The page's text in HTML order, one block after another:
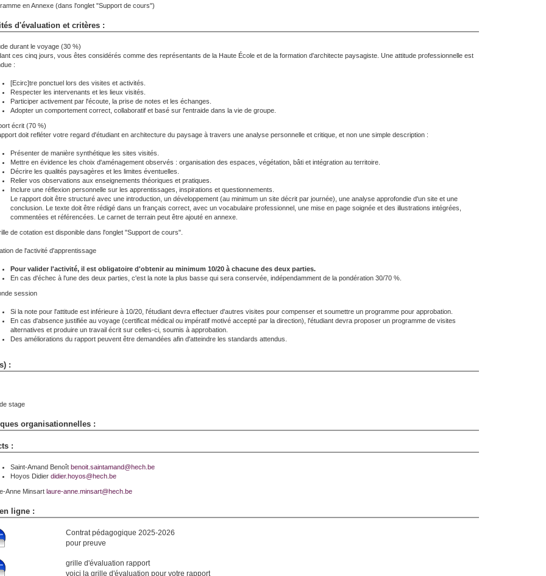
en Annexe (dans l'onglet "Support de cours")
d'évaluation et critères :
durant le voyage (30 %)
ces cinq jours, vous êtes considérés comme des représentants de la Haute École et de la formation d'architecte paysagiste. Une attitude professionnelle est
:
[Ecirc]tre ponctuel lors des visites et activités.
Respecter les intervenants et les lieux visités.
Participer activement par l'écoute, la prise de notes et les échanges.
Adopter un comportement correct, collaboratif et basé sur l'entraide dans la vie de groupe.
écrit (70 %)
doit refléter votre regard d'étudiant en architecture du paysage à travers une analyse personnelle et critique, et non une simple description :
Présenter de manière synthétique les sites visités.
Mettre en évidence les choix d'aménagement observés : organisation des espaces, végétation, bâti et intégration au territoire.
Décrire les qualités paysagères et les limites éventuelles.
Relier vos observations aux enseignements théoriques et pratiques.
Inclure une réflexion personnelle sur les apprentissages, inspirations et questionnements.
Le rapport doit être structuré avec une introduction, un développement (au minimum un site décrit par journée), une analyse approfondie d'un site et une
conclusion. Le texte doit être rédigé dans un français correct, avec un vocabulaire professionnel, une mise en page soignée et des illustrations intégrées,
commentées et référencées. Le carnet de terrain peut être ajouté en annexe.
de cotation est disponible dans l'onglet "Support de cours".
de l'activité d'apprentissage
Pour valider l'activité, il est obligatoire d'obtenir au minimum 10/20 à chacune des deux parties.
En cas d'échec à l'une des deux parties, c'est la note la plus basse qui sera conservée, indépendamment de la pondération 30/70 %.
session
Si la note pour l'attitude est inférieure à 10/20, l'étudiant devra effectuer d'autres visites pour compenser et soumettre un programme pour approbation.
En cas d'absence justifiée au voyage (certificat médical ou impératif motivé accepté par la direction), l'étudiant devra proposer un programme de visites
alternatives et produire un travail écrit sur celles-ci, soumis à approbation.
Des améliorations du rapport peuvent être demandées afin d'atteindre les standards attendus.
:
stage
organisationnelles :
:
Saint-Amand Benoît benoit.saintamand@hech.be
Hoyos Didier didier.hoyos@hech.be
Anne Minsart laure-anne.minsart@hech.be
ligne :
Contrat pédagogique 2025-2026
pour preuve
grille d'évaluation rapport
voici la grille d'évaluation pour votre rapport